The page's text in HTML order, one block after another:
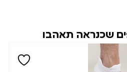
שכנראה תאהבו